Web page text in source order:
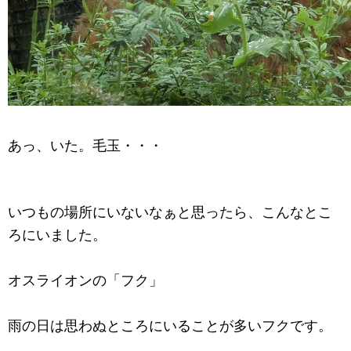
あっ、いた。毛玉・・・
いつもの場所にいないなぁと思ったら、こんなとこ
ろにいました。
オスライオンの「フク」
雨の日は思わぬところにいることが多いフクです。